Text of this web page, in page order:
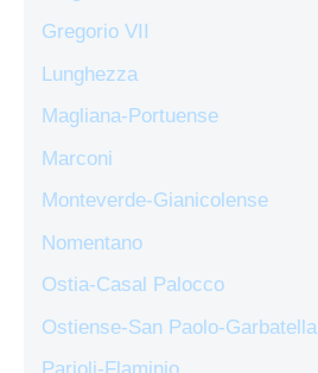
Gregorio VII
Lunghezza
Magliana-Portuense
Marconi
Monteverde-Gianicolense
Nomentano
Ostia-Casal Palocco
Ostiense-San Paolo-Garbatella